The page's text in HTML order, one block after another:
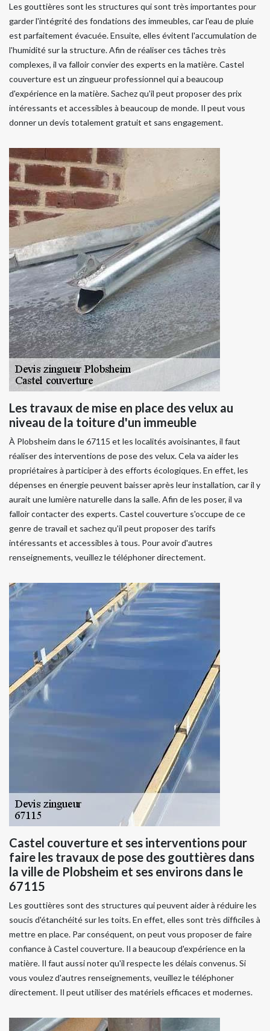
Les gouttières sont les structures qui sont très importantes pour
garder l'intégrité des fondations des immeubles, car l'eau de pluie
est parfaitement évacuée. Ensuite, elles évitent l'accumulation de
l'humidité sur la structure. Afin de réaliser ces tâches très
complexes, il va falloir convier des experts en la matière. Castel
couverture est un zingueur professionnel qui a beaucoup
d'expérience en la matière. Sachez qu'il peut proposer des prix
intéressants et accessibles à beaucoup de monde. Il peut vous
donner un devis totalement gratuit et sans engagement.
Les travaux de mise en place des velux au
niveau de la toiture d'un immeuble
À Plobsheim dans le 67115 et les localités avoisinantes, il faut
réaliser des interventions de pose des velux. Cela va aider les
propriétaires à participer à des efforts écologiques. En effet, les
dépenses en énergie peuvent baisser après leur installation, car il y
aurait une lumière naturelle dans la salle. Afin de les poser, il va
falloir contacter des experts. Castel couverture s'occupe de ce
genre de travail et sachez qu'il peut proposer des tarifs
intéressants et accessibles à tous. Pour avoir d'autres
renseignements, veuillez le téléphoner directement.
Castel couverture et ses interventions pour
faire les travaux de pose des gouttières dans
la ville de Plobsheim et ses environs dans le
67115
Les gouttières sont des structures qui peuvent aider à réduire les
soucis d'étanchéité sur les toits. En effet, elles sont très difficiles à
mettre en place. Par conséquent, on peut vous proposer de faire
confiance à Castel couverture. Il a beaucoup d'expérience en la
matière. Il faut aussi noter qu'il respecte les délais convenus. Si
vous voulez d'autres renseignements, veuillez le téléphoner
directement. Il peut utiliser des matériels efficaces et modernes.